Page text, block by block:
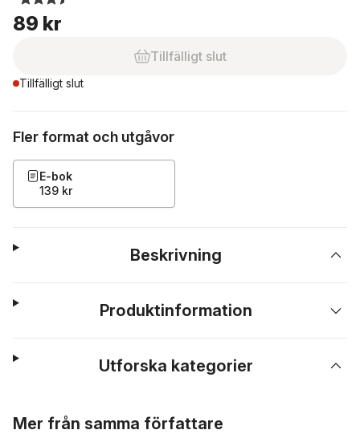
89 kr
Tillfälligt slut
Tillfälligt slut
Fler format och utgåvor
E-bok
139 kr
Beskrivning
Produktinformation
Utforska kategorier
Mer från samma författare